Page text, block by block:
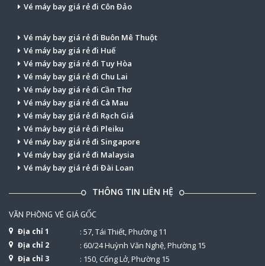
Vé máy bay giá rẻ đi Côn Đảo
Vé máy bay giá rẻ đi Buôn Mê Thuột
Vé máy bay giá rẻ đi Huế
Vé máy bay giá rẻ đi Tuy Hòa
Vé máy bay giá rẻ đi Chu Lai
Vé máy bay giá rẻ đi Cần Thơ
Vé máy bay giá rẻ đi Cà Mau
Vé máy bay giá rẻ đi Rạch Giá
Vé máy bay giá rẻ đi Pleiku
Vé máy bay giá rẻ đi Singapore
Vé máy bay giá rẻ đi Malaysia
Vé máy bay giá rẻ đi Đài Loan
THÔNG TIN LIÊN HỆ
VĂN PHÒNG VÉ GIÁ GỐC
Địa chỉ 1 : 57, Tái Thiết, Phường 11
Địa chỉ 2 : 60/24 Huỳnh Văn Nghệ, Phường 15
Địa chỉ 3 : 150, Cống Lở, Phường 15